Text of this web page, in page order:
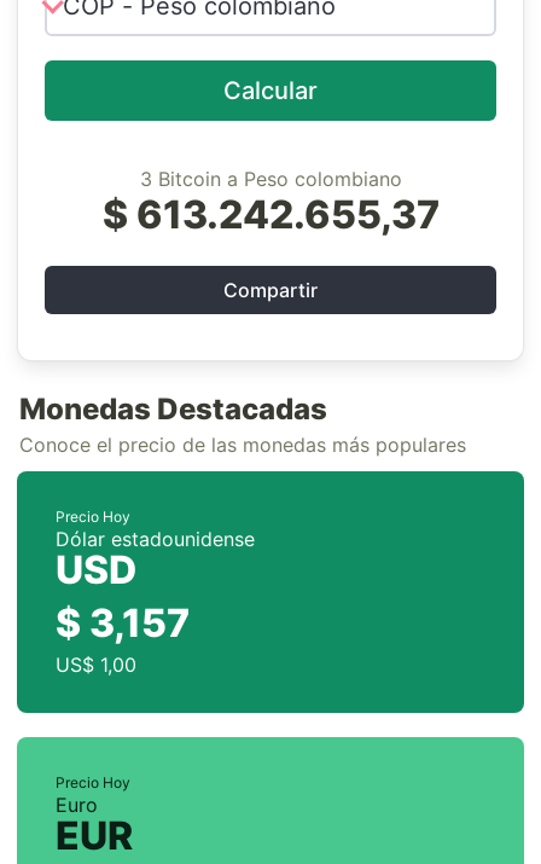
Calcular
3 Bitcoin a Peso colombiano
$ 613.242.655,37
Compartir
Monedas Destacadas
Conoce el precio de las monedas más populares
Precio Hoy
Dólar estadounidense
USD
$ 3,157
US$ 1,00
Precio Hoy
Euro
EUR